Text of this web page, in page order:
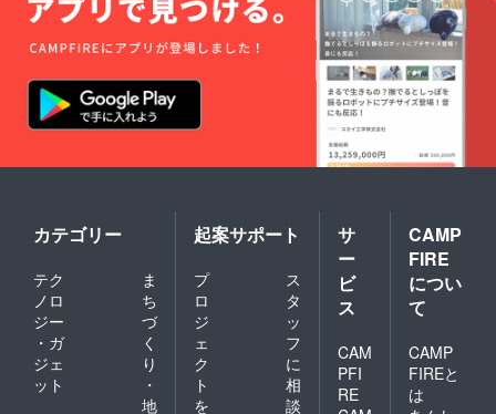
カテゴリー
テク
ノロ
ジー
・ガ
ジェ
ット
ま
ち
づ
く
り
・
地
起案サポート
プ
ロ
ジ
ェ
ク
ト
を
ス
タ
ッ
フ
に
相
談
サ
ー
ビ
ス
CAM
PFI
RE
CAMP
FIRE
につい
て
CAMP
FIREと
は